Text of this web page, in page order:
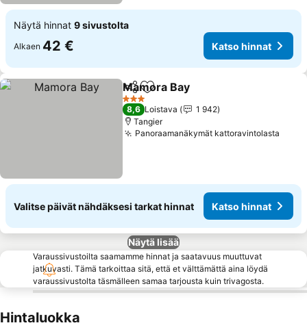
Näytä hinnat 9 sivustolta
Alkaen 42 € Katso hinnat
Jaa Lisää suosikkeihin
Mamora Bay
3 Tähtiluokitus
8,6 Loistava
1 942
Tangier
Panoraamanäkymät kattoravintolasta
Valitse päivät nähdäksesi tarkat hinnat Katso hinnat
Näytä lisää
Varaussivustoilta saamamme hinnat ja saatavuus muuttuvat
jatkuvasti. Tämä tarkoittaa sitä, että et välttämättä aina löydä
varaussivustolta täsmälleen samaa tarjousta kuin trivagosta.
Hintaluokka